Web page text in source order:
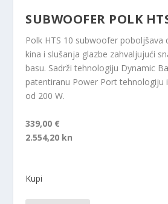
SUBWOOFER POLK
Polk HTS 10 subwoofer poboljšava
kina i slušanja glazbe zahvaljujući
basu. Sadrži tehnologiju Dynamic
patentiranu Power Port tehnologiju
od 200 W.
339,00 €
2.554,20 kn
Kupi